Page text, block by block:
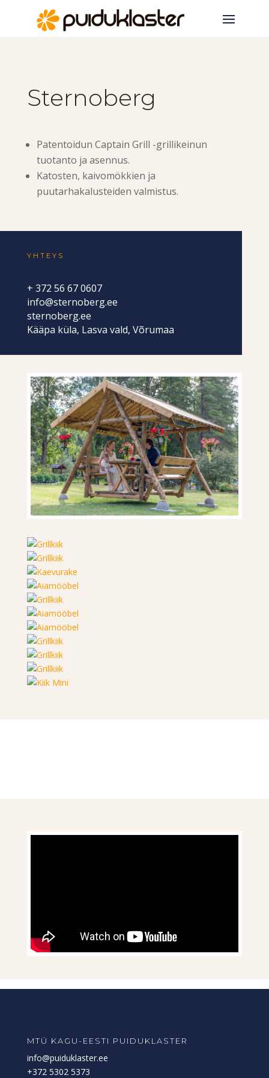
Sternoberg
Patentoidun Captain Grill -grillikeinun
tuotanto ja asennus.
Katosten, kaivomökkien ja
puutarhakalusteiden valmistus.
YHTEYS
+ 372 56 67 0607
info@sternoberg.ee
sternoberg.ee
Kääpa küla, Lasva vald, Võrumaa
MTÜ KAGU-EESTI PUIDUKLASTER
info@puiduklaster.ee
+372 5302 5373